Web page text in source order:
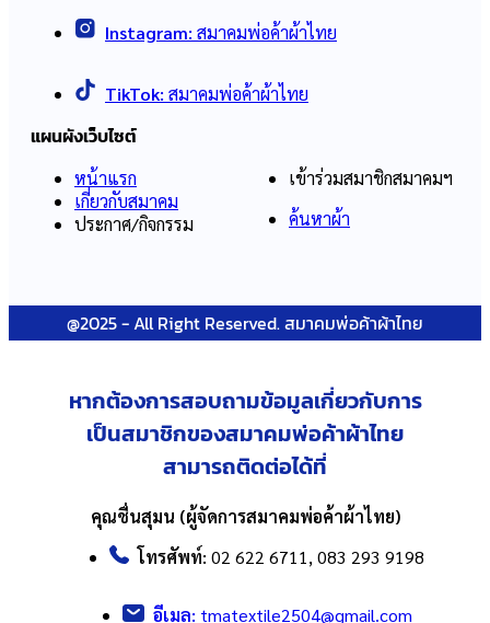
Instagram: สมาคมพ่อค้าผ้าไทย
TikTok: สมาคมพ่อค้าผ้าไทย
แผนผังเว็บไซต์
หน้าแรก
เกี่ยวกับสมาคม
ประกาศ/กิจกรรม
เข้าร่วมสมาชิกสมาคมฯ
ค้นหาผ้า
@2025 - All Right Reserved. สมาคมพ่อค้าผ้าไทย
หากต้องการสอบถามข้อมูลเกี่ยวกับการ
เป็นสมาชิกของสมาคมพ่อค้าผ้าไทย
สามารถติดต่อได้ที่
คุณชื่นสุมน (ผู้จัดการสมาคมพ่อค้าผ้าไทย)
โทรศัพท์: 02 622 6711, 083 293 9198
อีเมล: tmatextile2504@gmail.com